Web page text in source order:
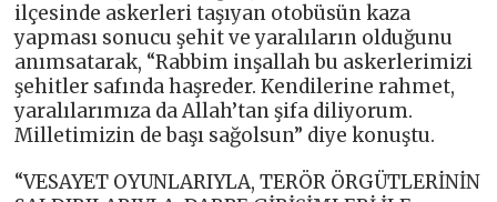
ilçesinde askerleri taşıyan otobüsün kaza
yapması sonucu şehit ve yaralıların olduğunu
anımsatarak, “Rabbim inşallah bu askerlerimizi
şehitler safında haşreder. Kendilerine rahmet,
yaralılarımıza da Allah’tan şifa diliyorum.
Milletimizin de başı sağolsun” diye konuştu.
“VESAYET OYUNLARIYLA, TERÖR ÖRGÜTLERİNİN